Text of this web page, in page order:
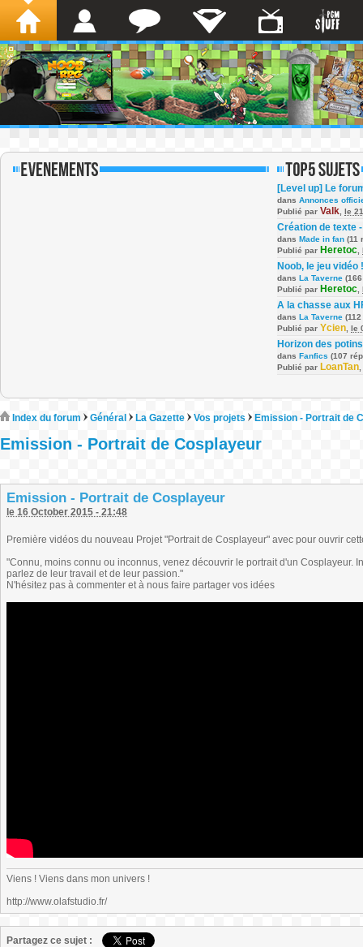
[Level up] Le
dans Annonces
Publié par Valk le
Création de texte
dans Made in fan (11
Publié par Heretoc
Noob, le jeu vidéo !
dans La Taverne
Publié par Heretoc
A la chasse aux
dans La Taverne
Publié par Ycien le
Horizon des potins
dans Fanfics (107
Publié par LoanTan
Index du forum Général La Gazette Vos projets Emission - Portrait de
Emission - Portrait de Cosplayeur
Emission - Portrait de Cosplayeur
le 16 October 2015 - 21:48
Première vidéos du nouveau Projet "Portrait de Cosplayeur" avec pour ouvrir
"Connu, moins connu ou inconnus, venez découvrir le portrait d'un Cosplayeur.
parlez de leur travail et de leur passion."
N'hésitez pas à commenter et à nous faire partager vos idées
Viens ! Viens dans mon univers !
http://www.olafstudio.fr/
Partagez ce sujet :